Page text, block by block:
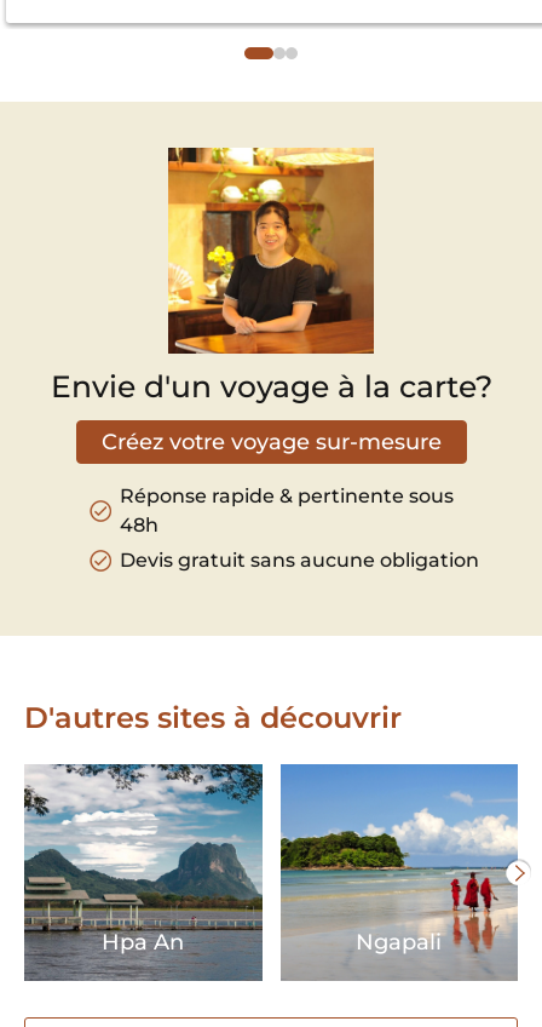
ensorcellera par la beauté peu orthodoxe du
Envie d'un voyage à la carte?
Créez votre voyage sur-mesure
Réponse rapide & pertinente sous
48h
Devis gratuit sans aucune obligation
D'autres sites à découvrir
Hpa An Ngapali